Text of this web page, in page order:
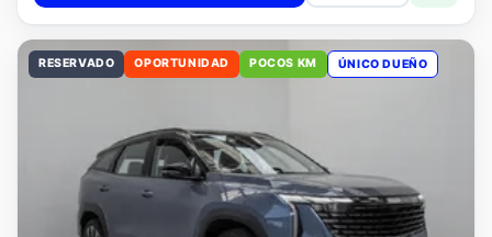
+ Comparar
RESERVADO OPORTUNIDAD POCOS KM